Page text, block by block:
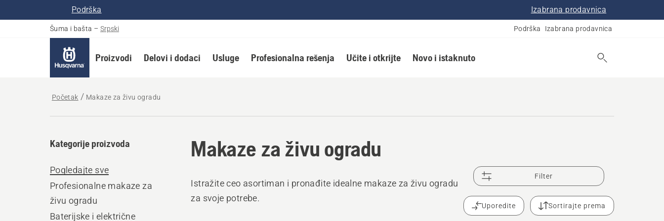
Podrška Izabrana prodavnica
Šuma i bašta – Srpski Podrška Izabrana prodavnica
Proizvodi Delovi i dodaci Usluge Profesionalna rešenja Učite i otkrijte Novo i istaknuto
Početak Makaze za živu ogradu
Makaze za živu ogradu
Kategorije proizvoda
Pogledajte sve
Profesionalne makaze za
živu ogradu
Baterijske i električne
Istražite ceo asortiman i pronađite idealne makaze za živu ogradu
za svoje potrebe.
Filter
Uporedite Sortirajte prema